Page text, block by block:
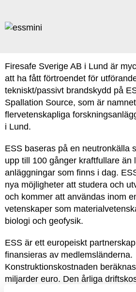
Firesafe Sverige AB i Lund är
att ha fått förtroendet för
tekniskt/passivt brandskydd på
Spallation Source, som är
flervetenskapliga
i Lund.
ESS baseras på en neutronkälla
upp till 100 gånger kraftfullare än
anläggningar som finns i dag.
nya möjligheter att studera och
och kommer att användas inom
vetenskaper som
biologi och geofysik.
ESS är ett europeiskt
finansieras av medlemsländerna.
Konstruktionskostnaden
miljarder euro. Den årliga